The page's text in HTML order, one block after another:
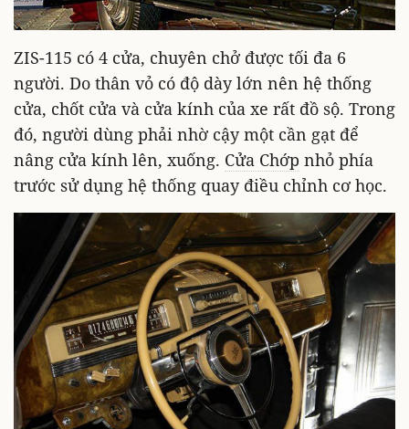
ZIS-115 có 4 cửa, chuyên chở được tối đa 6
người. Do thân vỏ có độ dày lớn nên hệ thống
cửa, chốt cửa và cửa kính của xe rất đồ sộ. Trong
đó, người dùng phải nhờ cậy một cần gạt để
nâng cửa kính lên, xuống. Cửa Chớp nhỏ phía
trước sử dụng hệ thống quay điều chỉnh cơ học.